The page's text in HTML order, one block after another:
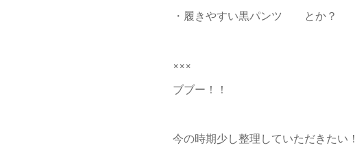
・履きやすい黒パンツ とか？
×××
ブブー！！
今の時期少し整理していただきたい！